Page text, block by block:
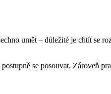
umět – důležité je chtít se
se posouvat. Zároveň